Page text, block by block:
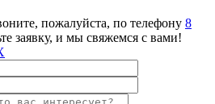
пожалуйста, по телефону 8
заявку, и мы свяжемся с вами!